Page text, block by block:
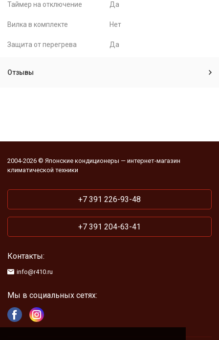
Таймер на отключение Да
Вилка в комплекте Нет
Защита от перегрева Да
Отзывы
2004-2026 © Японские кондиционеры — интернет-магазин
климатической техники
+7 391 226-93-48
+7 391 204-63-41
Контакты:
info@r410.ru
Мы в социальных сетях: